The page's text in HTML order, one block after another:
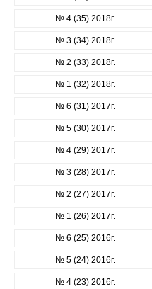
№ 4 (35) 2018г.
№ 3 (34) 2018г.
№ 2 (33) 2018г.
№ 1 (32) 2018г.
№ 6 (31) 2017г.
№ 5 (30) 2017г.
№ 4 (29) 2017г.
№ 3 (28) 2017г.
№ 2 (27) 2017г.
№ 1 (26) 2017г.
№ 6 (25) 2016г.
№ 5 (24) 2016г.
№ 4 (23) 2016г.